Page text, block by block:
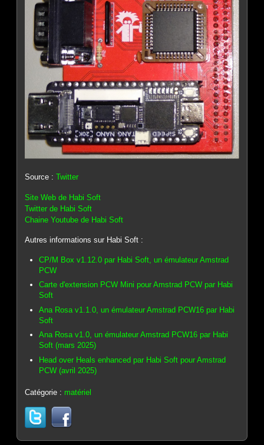
Source :Twitter
Site Web de Habi Soft
Twitter de Habi Soft
Chaine Youtube de Habi Soft
Autres informations sur Habi Soft :
CP/M Box v1.12.0 par Habi Soft, un émulateur Amstrad
PCW
Carte d'extension PCW Mini pour Amstrad PCW par Habi
Soft
Ana Rosa v1.1.0, un émulateur Amstrad PCW16 par Habi
Soft
Ana Rosa v1.0, un émulateur Amstrad PCW16 par Habi
Soft (mars 2025)
Head over Heals enhanced par Habi Soft pour Amstrad
PCW (avril 2025)
Catégorie : matériel